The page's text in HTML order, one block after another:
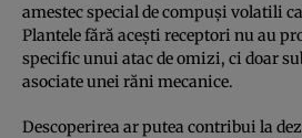
amestec special de compuși volatili
Plantele fără acești receptori nu au
specific unui atac de omizi, ci doar
asociate unei răni mecanice.
Descoperirea ar putea contribui la